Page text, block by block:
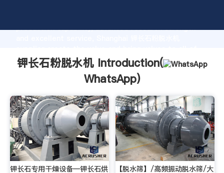
production capability, advanced research strength
customers.
钾长石粉脱水机 Introduction(
WhatsApp)
钾长石专用干燥设备—钾长石烘
【脱水筛】/高频振动脱水筛/大